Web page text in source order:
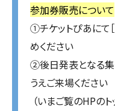
参加券販売について
①チケットぴあにて
めください
②後日発表となる
うえご来場ください
（いまご覧のHPの